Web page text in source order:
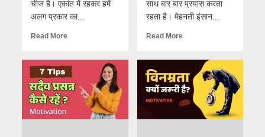
चीज है। एकांत में रहकर हमें
अलग प्रकार का...
Read More
साथ बार बार प्रयास करता
रहता है। मेहनती इंसान...
Read More